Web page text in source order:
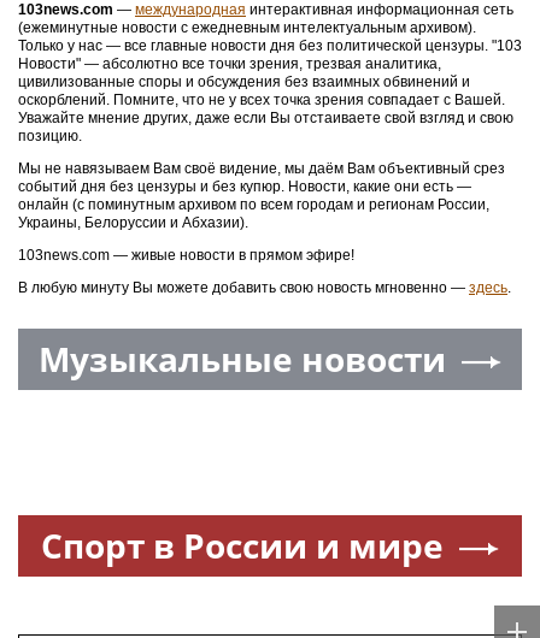
103news.com — международная интерактивная информационная сеть
(ежеминутные новости с ежедневным интелектуальным архивом).
Только у нас — все главные новости дня без политической цензуры. "103
Новости" — абсолютно все точки зрения, трезвая аналитика,
цивилизованные споры и обсуждения без взаимных обвинений и
оскорблений. Помните, что не у всех точка зрения совпадает с Вашей.
Уважайте мнение других, даже если Вы отстаиваете свой взгляд и свою
позицию.
Мы не навязываем Вам своё видение, мы даём Вам объективный срез
событий дня без цензуры и без купюр. Новости, какие они есть —
онлайн (с поминутным архивом по всем городам и регионам России,
Украины, Белоруссии и Абхазии).
103news.com — живые новости в прямом эфире!
В любую минуту Вы можете добавить свою новость мгновенно — здесь.
Музыкальные новости
Спорт в России и мире